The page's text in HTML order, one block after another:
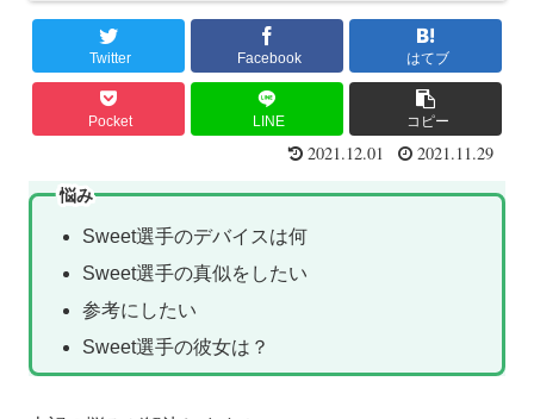
Twitter Facebook はてブ
Pocket LINE コピー
2021.12.01 2021.11.29
悩み
Sweet選手のデバイスは何
Sweet選手の真似をしたい
参考にしたい
Sweet選手の彼女は？